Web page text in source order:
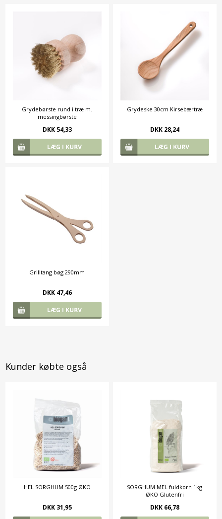
Grydebørste rund i træ m.
messingbørste
DKK 54,33
Grydeske 30cm Kirsebærtræ
DKK 28,24
Grilltang bøg 290mm
DKK 47,46
Kunder købte også
HEL SORGHUM 500g ØKO
DKK 31,95
SORGHUM MEL fuldkorn 1kg
ØKO Glutenfri
DKK 66,78